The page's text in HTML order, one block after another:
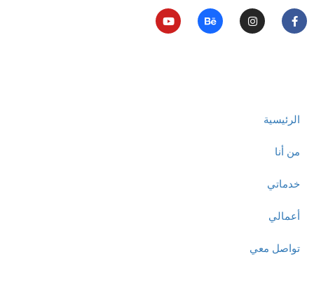
الرئيسية
من أنا
خدماتي
أعمالي
تواصل معي